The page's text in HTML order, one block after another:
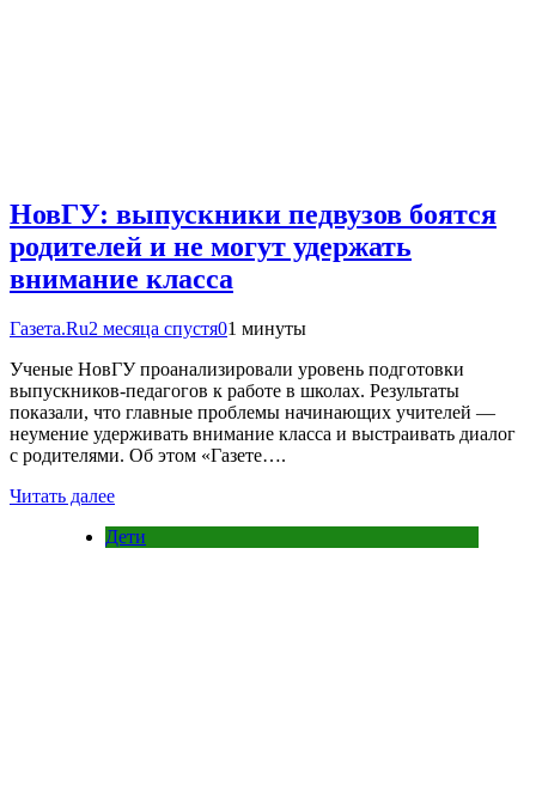
НовГУ: выпускники педвузов боятся
родителей и не могут удержать
внимание класса
Газета.Ru2 месяца спустя01 минуты
Ученые НовГУ проанализировали уровень подготовки
выпускников-педагогов к работе в школах. Результаты
показали, что главные проблемы начинающих учителей —
неумение удерживать внимание класса и выстраивать диалог
с родителями. Об этом «Газете….
Читать далее
Дети